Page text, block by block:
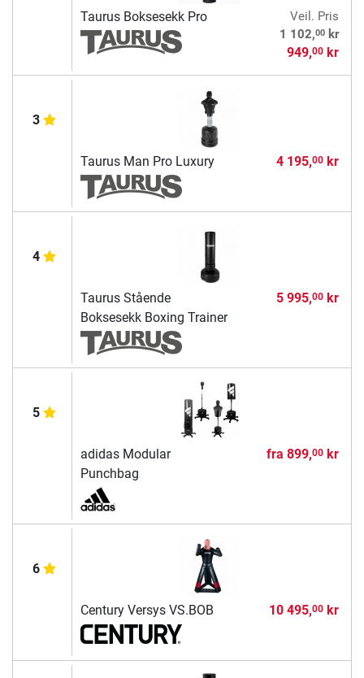
Taurus Boksesekk Pro
Veil. Pris
1 102,00kr
949,00kr
3
Taurus Man Pro Luxury 4 195,00kr
4
Taurus Stående
Boksesekk Boxing Trainer
5 995,00kr
5
adidas Modular
Punchbag
fra 899,00kr
6
Century Versys VS.BOB 10 495,00kr